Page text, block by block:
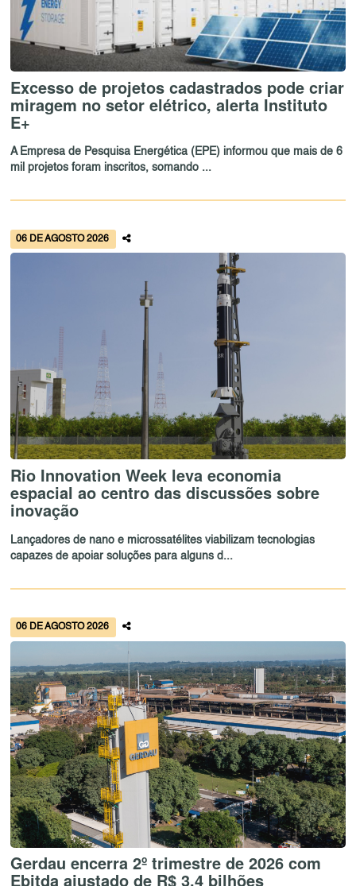
Excesso de projetos cadastrados pode criar
miragem no setor elétrico, alerta Instituto
E+
A Empresa de Pesquisa Energética (EPE) informou que mais de 6
mil projetos foram inscritos, somando ...
06 DE AGOSTO 2026
Rio Innovation Week leva economia
espacial ao centro das discussões sobre
inovação
Lançadores de nano e microssatélites viabilizam tecnologias
capazes de apoiar soluções para alguns d...
06 DE AGOSTO 2026
Gerdau encerra 2º trimestre de 2026 com
Ebitda ajustado de R$ 3,4 bilhões